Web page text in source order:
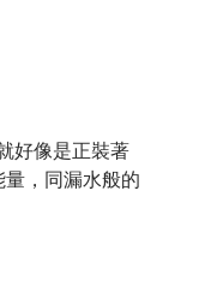
好像是正裝著
，同漏水般的